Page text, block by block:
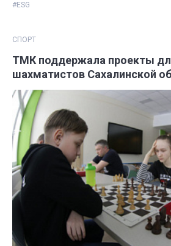
#ESG
СПОРТ
ТМК поддержала проекты
шахматистов Сахалинской